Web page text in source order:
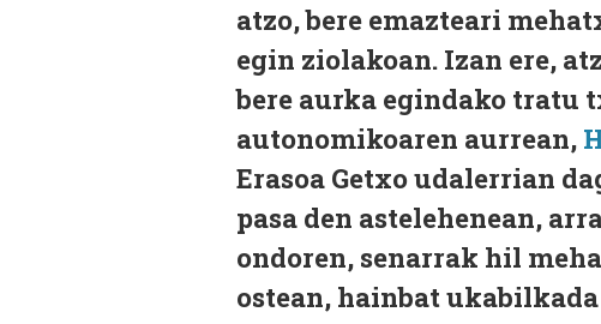
atzo, bere emazteari
egin ziolakoan. Izan ere,
bere aurka egindako tratu
autonomikoaren aurrean,
Erasoa Getxo udalerrian
pasa den astelehenean,
ondoren, senarrak hil
ostean, hainbat